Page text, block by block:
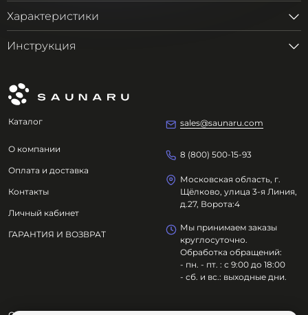
Характеристики
Инструкция
Каталог
О компании
Оплата и доставка
Контакты
Личный кабинет
ГАРАНТИЯ И ВОЗВРАТ
sales@saunaru.com
8 (800) 500-15-93
Московская область, г.
Щёлково, улица 3-я Линия,
д.27, Ворота:4
Мы принимаем заказы
круглосуточно.
Обработка обращений:
- пн. - пт. : с 9:00 до 18:00
- сб. и вс.: выходные дни.